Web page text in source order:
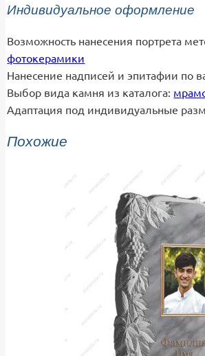
Индивидуальное оформление
Возможность нанесения портрета
фотокерамики
Нанесение надписей и эпитафии по
Выбор вида камня из каталога:
Адаптация под индивидуальные
Похожие